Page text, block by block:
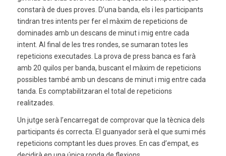
constarà de dues proves. D’una banda, els i les participants
tindran tres intents per fer el màxim de repeticions de
dominades amb un descans de minut i mig entre cada
intent. Al final de les tres rondes, se sumaran totes les
repeticions executades. La prova de press banca es farà
amb 20 quilos per banda, buscant el màxim de repeticions
possibles també amb un descans de minut i mig entre cada
tanda. Es comptabilitzaran el total de repeticions
realitzades.
Un jutge serà l’encarregat de comprovar que la tècnica dels
participants és correcta. El guanyador serà el que sumi més
repeticions comptant les dues proves. En cas d’empat, es